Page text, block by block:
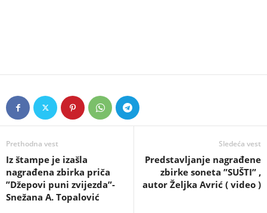
Prethodna vest
Iz štampe je izašla
nagrađena zbirka priča
”Džepovi puni zvijezda”-
Snežana A. Topalović
Sledeća vest
Predstavljanje nagrađene
zbirke soneta ”SUŠTI” ,
autor Željka Avrić ( video )